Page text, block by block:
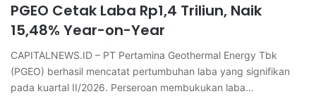
PGEO Cetak Laba Rp1,4 Triliun, Naik
15,48% Year-on-Year
CAPITALNEWS.ID – PT Pertamina Geothermal Energy Tbk
(PGEO) berhasil mencatat pertumbuhan laba yang signifikan
pada kuartal II/2026. Perseroan membukukan laba…